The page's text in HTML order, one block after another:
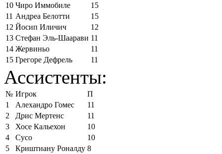
10 Чиро Иммобиле
15
11 Андреа Белотти
15
12 Йосип Иличич
12
13 Стефан Эль-Шаарави 11
14 Жервиньо
11
15 Грегоре Дефрель 11
Ассистенты:
№ Игрок
П
1
Алехандро Гомес
11
2
Дрис Мертенс
11
3
Хосе Кальехон
10
4
Сусо
10
5
Криштиану Роналду 8